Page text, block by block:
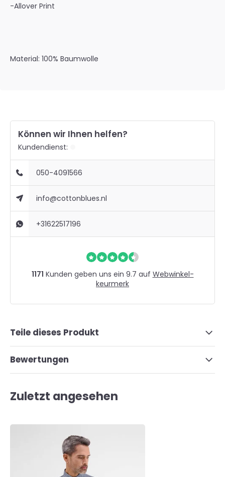
-Allover Print
Material: 100% Baumwolle
Können wir Ihnen helfen?
Kundendienst:
050-4091566
info@cottonblues.nl
+31622517196
1171 Kunden geben uns ein 9.7 auf Webwinkel-
keurmerk
Teile dieses Produkt
Bewertungen
Zuletzt angesehen